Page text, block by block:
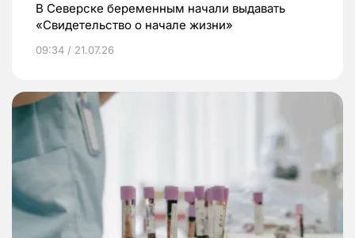
В Северске беременным начали выдавать
«Свидетельство о начале жизни»
09:34 / 21.07.26